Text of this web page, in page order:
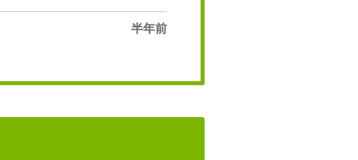
半年前